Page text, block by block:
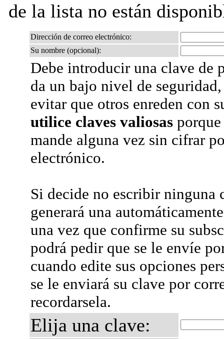
de la lista no están
Dirección de correo electrónico:
Su nombre (opcional):
Debe introducir una clave de
da un bajo nivel de
evitar que otros enreden con
utilice claves valiosas
mande alguna vez sin cifrar
electrónico.
Si decide no escribir ninguna
generará una
una vez que confirme su
podrá pedir que se le envíe
cuando edite sus opciones
se le enviará su clave por
recordarsela.
Elija una clave: